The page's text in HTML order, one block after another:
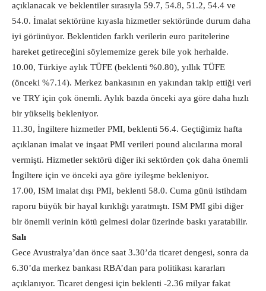
açıklanacak ve beklentiler sırasıyla 59.7, 54.8, 51.2, 54.4 ve
54.0. İmalat sektörüne kıyasla hizmetler sektöründe durum daha
iyi görünüyor. Beklentiden farklı verilerin euro paritelerine
hareket getireceğini söylememize gerek bile yok herhalde.
10.00, Türkiye aylık TÜFE (beklenti %0.80), yıllık TÜFE
(önceki %7.14). Merkez bankasının en yakından takip ettiği veri
ve TRY için çok önemli. Aylık bazda önceki aya göre daha hızlı
bir yükseliş bekleniyor.
11.30, İngiltere hizmetler PMI, beklenti 56.4. Geçtiğimiz hafta
açıklanan imalat ve inşaat PMI verileri pound alıcılarına moral
vermişti. Hizmetler sektörü diğer iki sektörden çok daha önemli
İngiltere için ve önceki aya göre iyileşme bekleniyor.
17.00, ISM imalat dışı PMI, beklenti 58.0. Cuma günü istihdam
raporu büyük bir hayal kırıklığı yaratmıştı. ISM PMI gibi diğer
bir önemli verinin kötü gelmesi dolar üzerinde baskı yaratabilir.
Salı
Gece Avustralya’dan önce saat 3.30’da ticaret dengesi, sonra da
6.30’da merkez bankası RBA’dan para politikası kararları
açıklanıyor. Ticaret dengesi için beklenti -2.36 milyar fakat